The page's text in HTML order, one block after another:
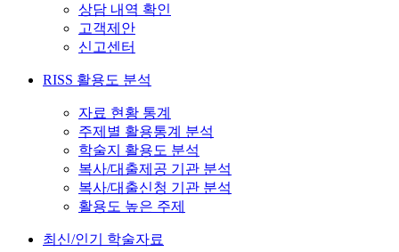
상담 내역 확인
고객제안
신고센터
RISS 활용도 분석
자료 현황 통계
주제별 활용통계 분석
학술지 활용도 분석
복사/대출제공 기관 분석
복사/대출신청 기관 분석
활용도 높은 주제
최신/인기 학술자료